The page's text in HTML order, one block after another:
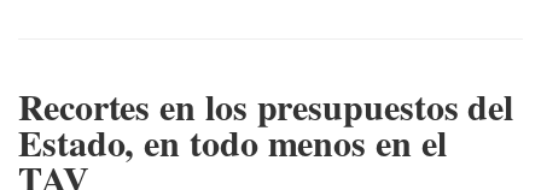
Recortes en los presupuestos del
Estado, en todo menos en el
TAV